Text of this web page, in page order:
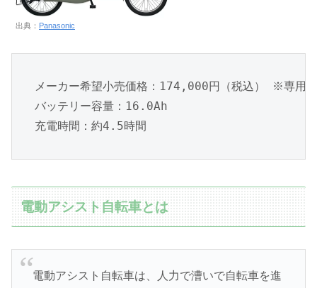
出典： Panasonic
メーカー希望小売価格：174,000円（税込） ※専用
バッテリー容量：16.0Ah
充電時間：約4.5時間
電動アシスト自転車とは
電動アシスト自転車は、人力で漕いで自転車を進